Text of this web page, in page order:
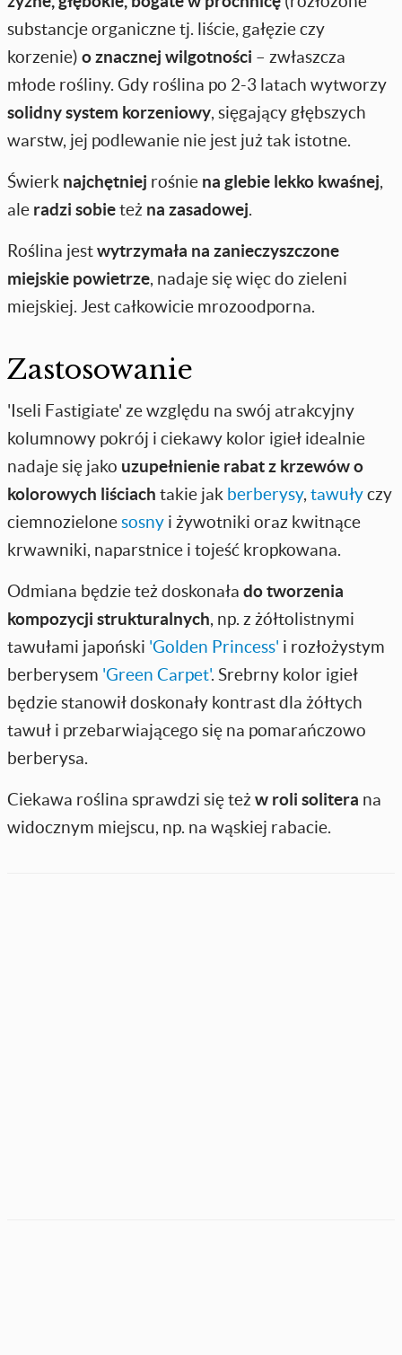
substancje organiczne tj. liście, gałęzie czy
korzenie) o znacznej wilgotności – zwłaszcza
młode rośliny. Gdy roślina po 2-3 latach wytworzy
solidny system korzeniowy, sięgający głębszych
warstw, jej podlewanie nie jest już tak istotne.
Świerk najchętniej rośnie na glebie lekko kwaśnej,
ale radzi sobieteż na zasadowej.
Roślina jestwytrzymała na zanieczyszczone
miejskie powietrze, nadaje się więc do zieleni
miejskiej. Jest całkowicie mrozoodporna.
Zastosowanie
'Iseli Fastigiate' ze względu na swój atrakcyjny
kolumnowy pokrój i ciekawy kolor igieł idealnie
nadaje się jako uzupełnienie rabat z krzewów o
kolorowych liściach takie jak berberysy, tawułyczy
ciemnozielonesosny i żywotniki oraz kwitnące
krwawniki, naparstnice i tojeść kropkowana.
Odmiana będzie też doskonała do tworzenia
kompozycji strukturalnych, np. z żółtolistnymi
tawułami japoński 'Golden Princess' i rozłożystym
berberysem 'Green Carpet'. Srebrny kolor igieł
będzie stanowił doskonały kontrast dla żółtych
tawuł i przebarwiającego się na pomarańczowo
berberysa.
Ciekawa roślina sprawdzi się też w roli solitera na
widocznym miejscu, np. na wąskiej rabacie.